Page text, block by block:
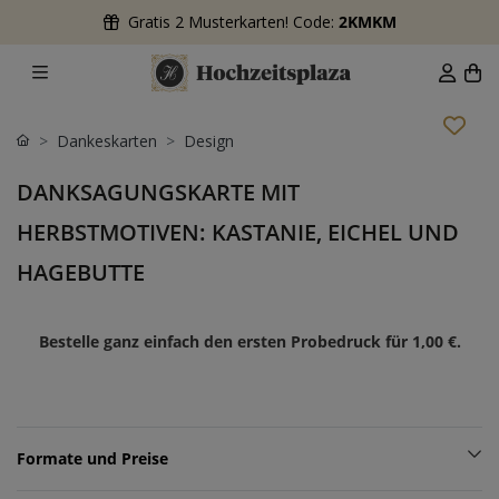
Gratis 2 Musterkarten! Code: 2KMKM
Dankeskarten Design
DANKSAGUNGSKARTE MIT
HERBSTMOTIVEN: KASTANIE, EICHEL UND
HAGEBUTTE
Bestelle ganz einfach den ersten Probedruck für 1,00 €.
Formate und Preise